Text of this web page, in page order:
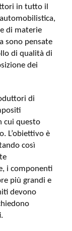
in tutto il
di materie
sono pensate
di qualità di
dei
di
cui questo
L’obiettivo è
così
i componenti
più grandi e
devono